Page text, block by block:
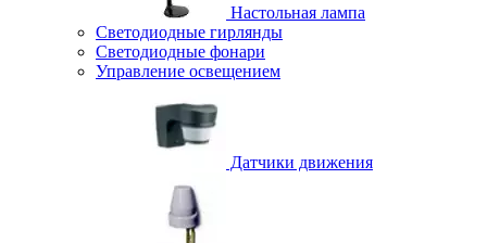
Настольная лампа
Светодиодные гирлянды
Светодиодные фонари
Управление освещением
Датчики движения